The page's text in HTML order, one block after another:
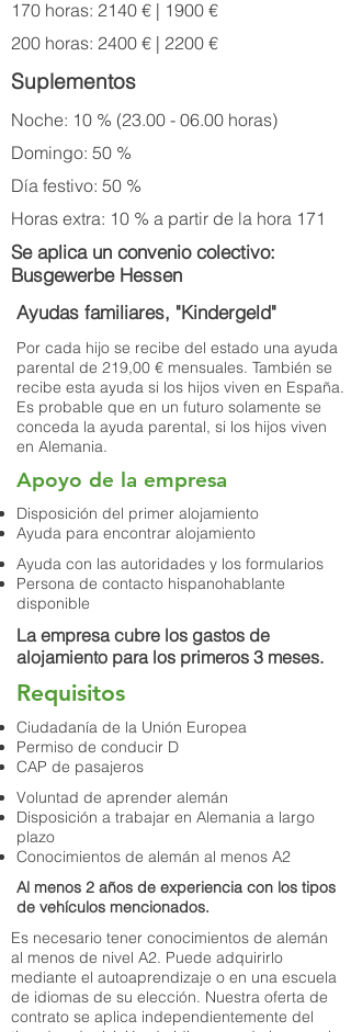
170 horas: 2140 € | 1900 €
200 horas: 2400 € | 2200 €
Suplementos
Noche: 10 % (23.00 - 06.00 horas)
Domingo: 50 %
Día festivo: 50 %
Horas extra: 10 % a partir de la hora 171
Se aplica un convenio colectivo:
Busgewerbe Hessen
Ayudas familiares, "Kindergeld"
Por cada hijo se recibe del estado una ayuda
parental de 219,00 € mensuales. También se
recibe esta ayuda si los hijos viven en España.
Es probable que en un futuro solamente se
conceda la ayuda parental, si los hijos viven
en Alemania.
Apoyo de la empresa
Disposición del primer alojamiento
Ayuda para encontrar alojamiento
Ayuda con las autoridades y los formularios
Persona de contacto hispanohablante
disponible
La empresa cubre los gastos de
alojamiento para los primeros 3 meses.
Requisitos
Ciudadanía de la Unión Europea
Permiso de conducir D
CAP de pasajeros
Voluntad de aprender alemán
Disposición a trabajar en Alemania a largo
plazo
Conocimientos de alemán al menos A2
Al menos 2 años de experiencia con los tipos
de vehículos mencionados.
Es necesario tener conocimientos de alemán
al menos de nivel A2. Puede adquirirlo
mediante el autoaprendizaje o en una escuela
de idiomas de su elección. Nuestra oferta de
contrato se aplica independientemente del